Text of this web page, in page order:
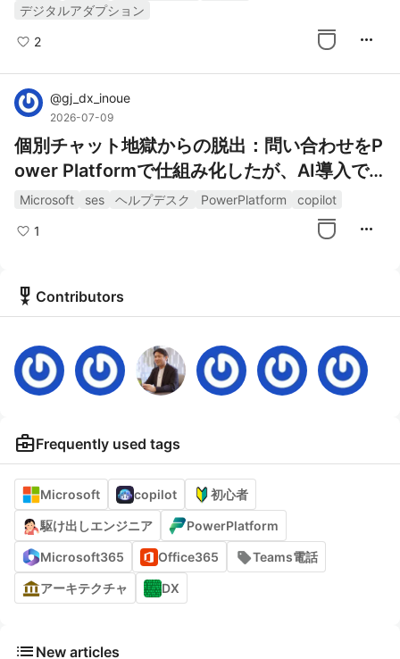
デジタルアダプション
2 more_horiz
@gj_dx_inoue
2026-07-09
個別チャット地獄からの脱出：問い合わせをP
ower Platformで仕組み化したが、AI導入で
つまずいた話
Microsoft ses ヘルプデスク PowerPlatform copilot
1 more_horiz
military_tech Contributors
business_centerFrequently used tags
Microsoft copilot 初心者
駆け出しエンジニア PowerPlatform
Microsoft365 Office365 Teams電話
アーキテクチャ DX
list New articles